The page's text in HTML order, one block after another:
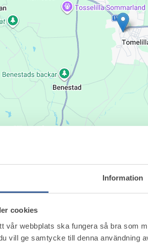
Information
cookies
vår webbplats ska fungera så bra som
vill ge samtycke till denna användning